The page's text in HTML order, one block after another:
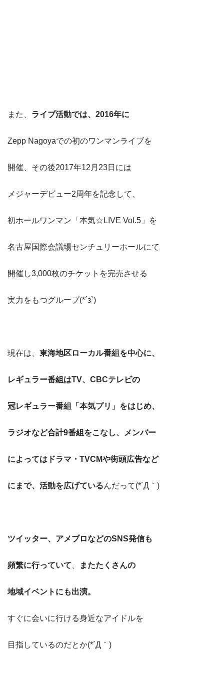
また、 ライブ活動では、2016年に
Zepp Nagoyaでの初のワンマンライブを
開催、その後2017年12月23日には
メジャーデビュー2周年を記念して、
初ホールワンマン「本気☆LIVE Vol.5」を
名古屋国際会議場センチュリーホールにて
開催し3,000枚のチケットを完売させる
実力をもつグループ(*´з`)
現在は、 東海地区ローカル番組を中心に、
レギュラー番組はTV、CBCテレビの
冠レギュラー番組「本気プリ」をはじめ、
ラジオなど合計9番組をこなし、メンバー
によってはドラマ・TVCMや街頭広告など
にまで、活動を広げているんだって(*´Д｀)
ツイッター、アメブロなどのSNS発信も
頻繁に行っていて またたくさんの
地域イベントにも出演。
すぐに会いに行ける身近なアイドルを
目指しているのだとか(*´Д｀)